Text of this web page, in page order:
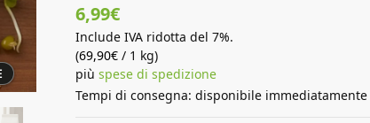
6,99€
Include IVA ridotta del 7%.
(69,90€ / 1 kg)
piùspese di spedizione
Tempi di consegna: disponibile immediatamente